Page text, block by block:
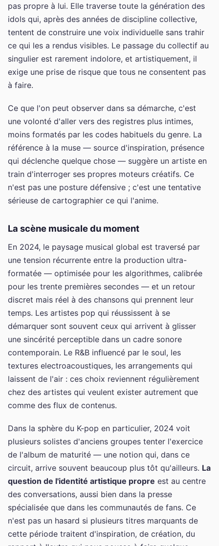
pas propre à lui. Elle traverse toute la génération des
idols qui, après des années de discipline collective,
tentent de construire une voix individuelle sans trahir
ce qui les a rendus visibles. Le passage du collectif au
singulier est rarement indolore, et artistiquement, il
exige une prise de risque que tous ne consentent pas
à faire.
Ce que l'on peut observer dans sa démarche, c'est
une volonté d'aller vers des registres plus intimes,
moins formatés par les codes habituels du genre. La
référence à la muse — source d'inspiration, présence
qui déclenche quelque chose — suggère un artiste en
train d'interroger ses propres moteurs créatifs. Ce
n'est pas une posture défensive ; c'est une tentative
sérieuse de cartographier ce qui l'anime.
La scène musicale du moment
En 2024, le paysage musical global est traversé par
une tension récurrente entre la production ultra-
formatée — optimisée pour les algorithmes, calibrée
pour les trente premières secondes — et un retour
discret mais réel à des chansons qui prennent leur
temps. Les artistes pop qui réussissent à se
démarquer sont souvent ceux qui arrivent à glisser
une sincérité perceptible dans un cadre sonore
contemporain. Le R&B influencé par le soul, les
textures electroacoustiques, les arrangements qui
laissent de l'air : ces choix reviennent régulièrement
chez des artistes qui veulent exister autrement que
comme des flux de contenus.
Dans la sphère du K-pop en particulier, 2024 voit
plusieurs solistes d'anciens groupes tenter l'exercice
de l'album de maturité — une notion qui, dans ce
circuit, arrive souvent beaucoup plus tôt qu'ailleurs. La
question de l'identité artistique propre est au centre
des conversations, aussi bien dans la presse
spécialisée que dans les communautés de fans. Ce
n'est pas un hasard si plusieurs titres marquants de
cette période traitent d'inspiration, de création, du